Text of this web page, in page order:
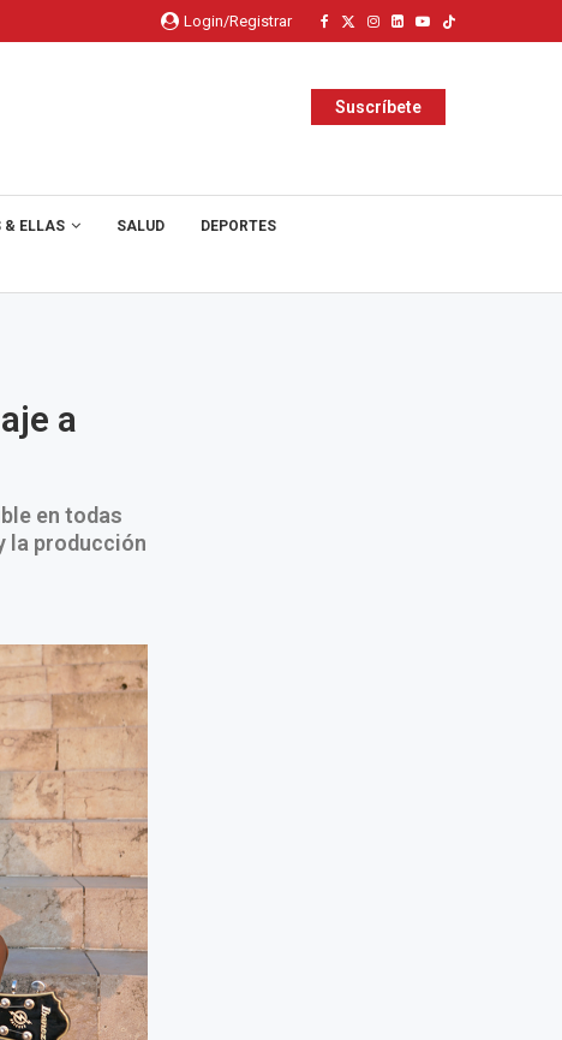
Login/Registrar
Suscríbete
& ELLAS SALUD DEPORTES
a
en todas
la producción